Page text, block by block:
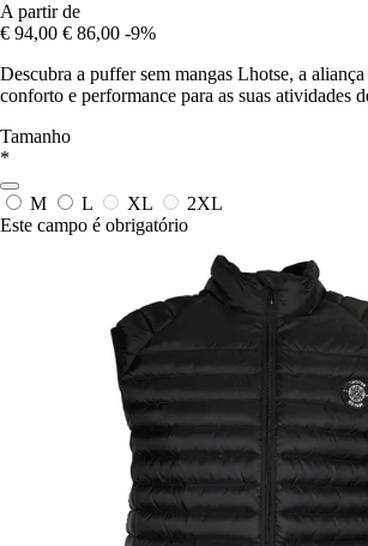
A partir de
€ 94,00 € 86,00 -9%
Descubra a puffer sem mangas Lhotse, a
conforto e performance para as suas atividades
Tamanho
*
M L XL
2XL
Este campo é obrigatório